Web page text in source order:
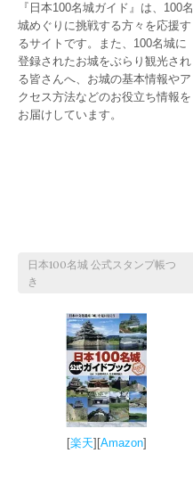
『日本100名城ガイド』は、100名
城めぐりに挑戦する方々を応援す
るサイトです。また、100名城に
登録されたお城をぶらり観光され
る皆さんへ、お城の基本情報やア
クセス方法などのお役立ち情報を
お届けしています。
日本100名城 公式スタンプ帳つ
き
[楽天][Amazon]